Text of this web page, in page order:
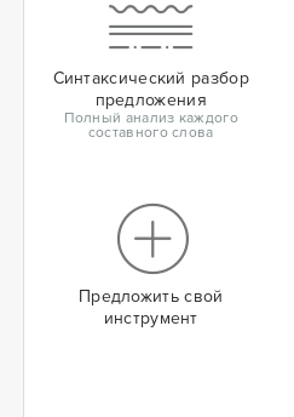
Синтаксический разбор
предложения
Полный анализ каждого
составного слова
Предложить свой
инструмент